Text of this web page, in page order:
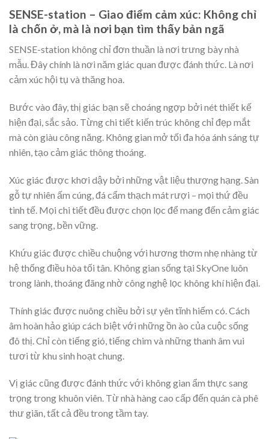
SENSE-station – Giao điểm cảm xúc: Không chỉ
là chốn ở, mà là nơi bạn tìm thấy bản ngã
SENSE-station không chỉ đơn thuần là nơi trưng bày nhà
mẫu. Đây chính là nơi năm giác quan được đánh thức. Là nơi
cảm xúc hội tụ và thăng hoa.
Bước vào đây, thị giác bạn sẽ choáng ngợp bởi nét thiết kế
hiện đại, sắc sảo. Từng chi tiết kiến trúc không chỉ đẹp mắt
mà còn giàu công năng. Không gian mở tối đa hóa ánh sáng tự
nhiên, tạo cảm giác thông thoáng.
Xúc giác được khơi dậy bởi những vật liệu thượng hạng. Sàn
gỗ tự nhiên ấm cúng, đá cẩm thạch mát rượi – mọi thứ đều
tinh tế. Mọi chi tiết đều được chọn lọc để mang đến cảm giác
sang trọng, bền vững.
Khứu giác được chiều chuộng với hương thơm nhẹ nhàng từ
hệ thống điều hòa tối tân. Không gian sống tại SkyOne luôn
trong lành, thoáng đãng nhờ công nghệ lọc không khí hiện đại.
Thính giác được nuông chiều bởi sự yên tĩnh hiếm có. Cách
âm hoàn hảo giúp cách biệt với những ồn ào của cuộc sống
đô thị. Chỉ còn tiếng gió, tiếng chim và những thanh âm vui
tươi từ khu sinh hoạt chung.
Vị giác cũng được đánh thức với không gian ẩm thực sang
trọng trong khuôn viên. Từ nhà hàng cao cấp đến quán cà phê
thư giãn, tất cả đều trong tầm tay.